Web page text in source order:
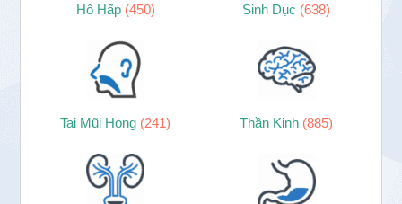
Hô Hấp (450) Sinh Dục (638)
Tai Mũi Họng (241) Thần Kinh (885)